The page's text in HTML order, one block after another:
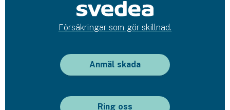
Försäkringar som gör skillnad.
Anmäl skada
Ring oss